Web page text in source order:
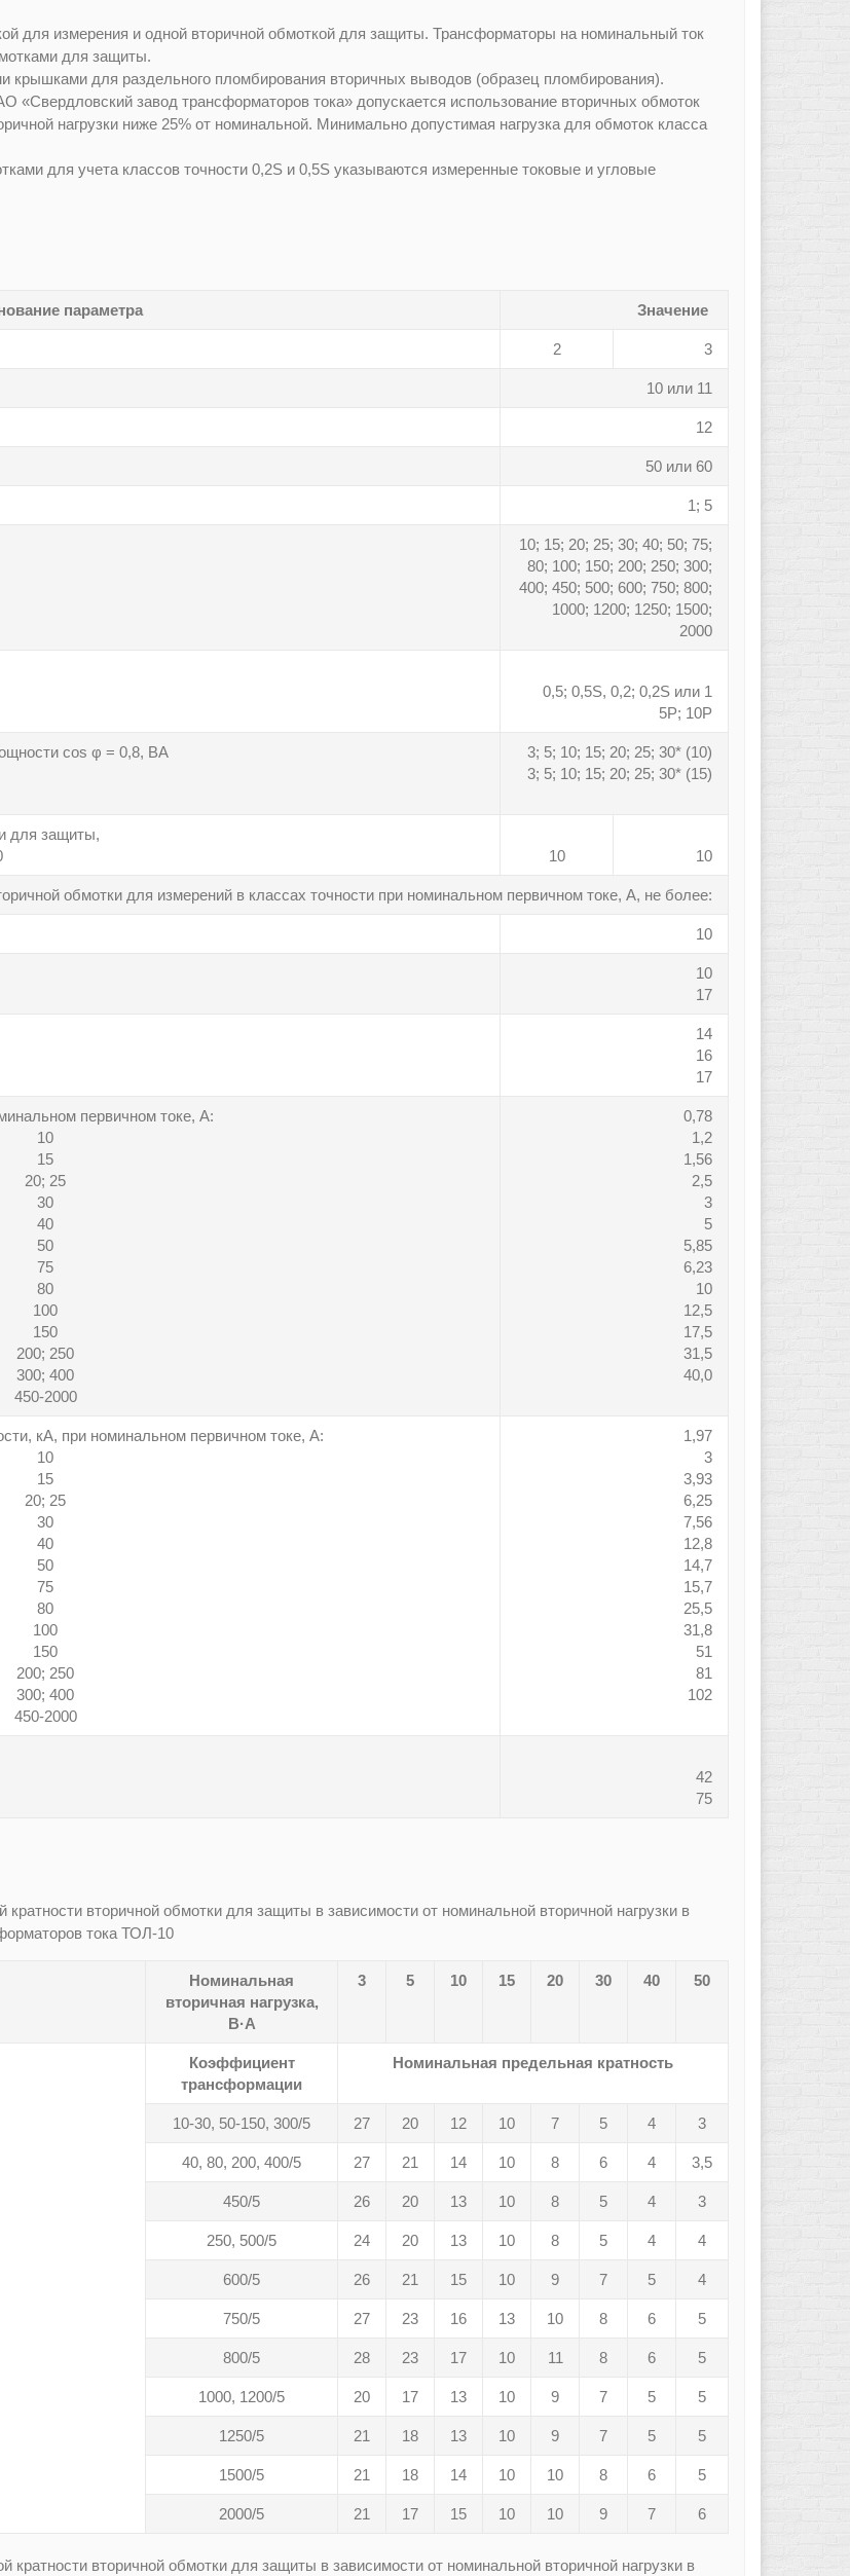
для измерения и одной вторичной обмоткой для защиты. Трансформаторы на номинальный ток
для защиты.
для раздельного пломбирования вторичных выводов (образец пломбирования).
завод трансформаторов тока» допускается использование вторичных обмоток
нагрузки ниже 25% от номинальной. Минимально допустимая нагрузка для обмоток класса
для учета классов точности 0,2S и 0,5S указываются измеренные токовые и угловые
параметра Значение
2 3
10 или 11
12
50 или 60
1; 5
10; 15; 20; 25; 30; 40; 50; 75;
80; 100; 150; 200; 250; 300;
400; 450; 500; 600; 750; 800;
1000; 1200; 1250; 1500;
2000
0,5; 0,5S, 0,2; 0,2S или 1
5Р; 10Р
cos φ = 0,8, ВА
3; 5; 10; 15; 20; 25; 30* (10)
3; 5; 10; 15; 20; 25; 30* (15)
для защиты,
10 10
обмотки для измерений в классах точности при номинальном первичном токе, А, не более:
10
10
17
14
16
17
первичном токе, А:
10
15
20; 25
30
40
50
75
80
100
150
200; 250
300; 400
450-2000
0,78
1,2
1,56
2,5
3
5
5,85
6,23
10
12,5
17,5
31,5
40,0
кА, при номинальном первичном токе, А:
10
15
20; 25
30
40
50
75
80
100
150
200; 250
300; 400
450-2000
1,97
3
3,93
6,25
7,56
12,8
14,7
15,7
25,5
31,8
51
81
102
42
75
вторичной обмотки для защиты в зависимости от номинальной вторичной нагрузки в
тока ТОЛ-10
Номинальная
вторичная нагрузка,
В·А
3 5 10 15 20 30 40 50
Коэффициент
трансформации
Номинальная предельная кратность
10-30, 50-150, 300/5 27 20 12 10 7 5 4 3
40, 80, 200, 400/5 27 21 14 10 8 6 4 3,5
450/5 26 20 13 10 8 5 4 3
250, 500/5 24 20 13 10 8 5 4 4
600/5 26 21 15 10 9 7 5 4
750/5 27 23 16 13 10 8 6 5
800/5 28 23 17 10 11 8 6 5
1000, 1200/5 20 17 13 10 9 7 5 5
1250/5 21 18 13 10 9 7 5 5
1500/5 21 18 14 10 10 8 6 5
2000/5 21 17 15 10 10 9 7 6
вторичной обмотки для защиты в зависимости от номинальной вторичной нагрузки в